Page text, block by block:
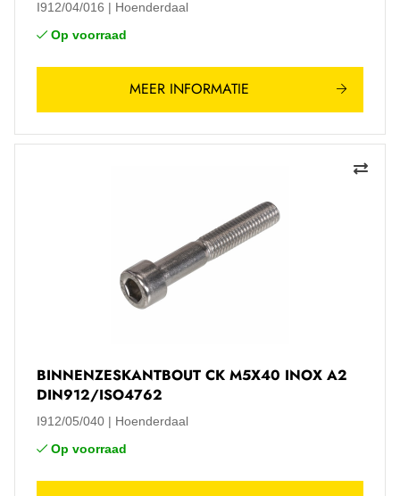
I912/04/016
Hoenderdaal
Op voorraad
MEER INFORMATIE
BINNENZESKANTBOUT CK M5X40 INOX A2
DIN912/ISO4762
I912/05/040
Hoenderdaal
Op voorraad